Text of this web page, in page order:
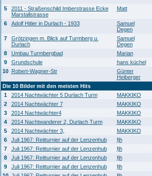
5
2011 - Straßenschild Imberstrasse Ecke
Marstallstrasse
Matt
6 Adolf Hitler in Durlach - 1933
Samuel
Degen
7
Grötzingen m. Blick auf Turmberg u.
Durlach
Samuel
Degen
8 Umbau Turmbergbad Marian
9
Grundschule hans küchel
10
Robert-Wagner-Str
Günter
Heiberger
Die 10 Bilder mit den meisten Hits
1
2014 Nachtwächter 5 Durlach Turm MAKKIKO
2
2014 Nachtwächter 7 MAKKIKO
3
2014 Nachtwächter4 MAKKIKO
4
2014 Nachtwanderer 2, Durlach Turm MAKKIKO
5
2014 Nachtwächter 3, MAKKIKO
6
Juli 1967: Reitturnier auf der Lenzenhub fjh
7
Juli 1967: Reitturnier auf der Lenzenhub fjh
8
Juli 1967: Reitturnier auf der Lenzenhub fjh
9
Juli 1967: Reitturnier auf der Lenzenhub fjh